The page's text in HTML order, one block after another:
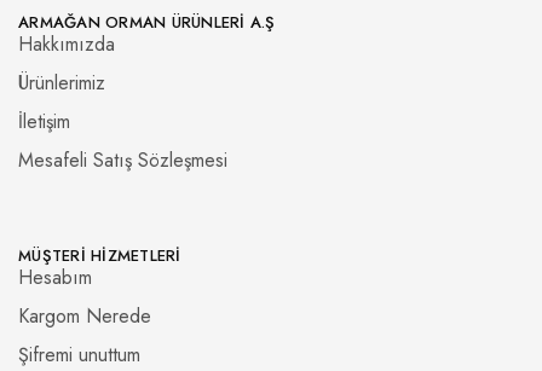
ARMAĞAN ORMAN ÜRÜNLERI A.Ş
Hakkımızda
Ürünlerimiz
İletişim
Mesafeli Satış Sözleşmesi
MÜŞTERI HIZMETLERI
Hesabım
Kargom Nerede
Şifremi unuttum